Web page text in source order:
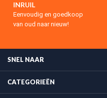
INRUIL
Eenvoudig en goedkoop
van oud naar nieuw!
SNEL NAAR
CATEGORIEËN